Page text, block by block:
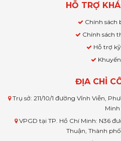
HỖ TRỢ
Chính sách
Chính sách
Hỗ trợ
ĐỊA CHỈ
Trụ sở: 211/10/1 đường Vĩnh Viễn,
Minh
VPGD tại TP. Hồ Chí Minh: N36
Thuận, Thành